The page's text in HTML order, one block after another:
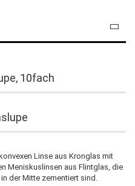
10fach
Linse aus Kronglas mit
Meniskuslinsen aus Flintglas, die
der Mitte zementiert sind.